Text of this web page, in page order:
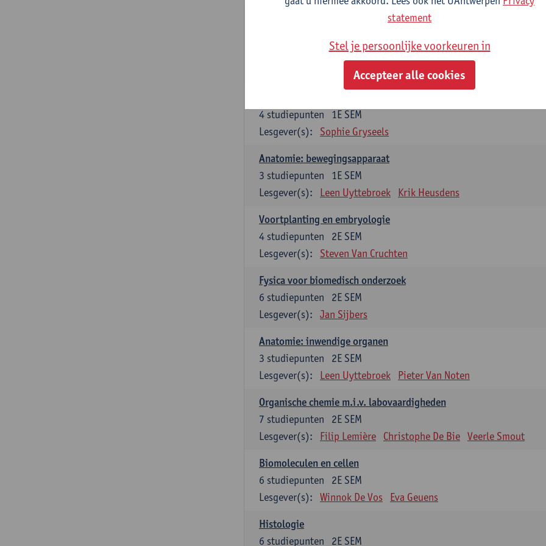
Studium generale in de biomedische wetenschappen deel 1:
1E SEM
Anja Verhulst Sebastiaan De Schepper
1E SEM
4 studiepunten
Lesgever(s):
Sophie Gryseels
Anatomie: bewegingsapparaat
1E SEM
3 studiepunten
Lesgever(s):
Leen Uyttebroek Krik Heusdens
Voortplanting en embryologie
2E SEM
4 studiepunten
Lesgever(s):
Steven Van Cruchten
Fysica voor biomedisch onderzoek
2E SEM
6 studiepunten
Lesgever(s):
Jan Sijbers
Anatomie: inwendige organen
2E SEM
3 studiepunten
Lesgever(s):
Leen Uyttebroek Pieter Van Noten
Organische chemie m.i.v. labovaardigheden
2E SEM
7 studiepunten
Lesgever(s):
Filip Lemière Christophe De Bie Veerle Smout
Biomoleculen en cellen
2E SEM
6 studiepunten
Lesgever(s):
Winnok De Vos Eva Geuens
Histologie
2E SEM
6 studiepunten
statement
Stel je persoonlijke voorkeuren in
Accepteer alle cookies